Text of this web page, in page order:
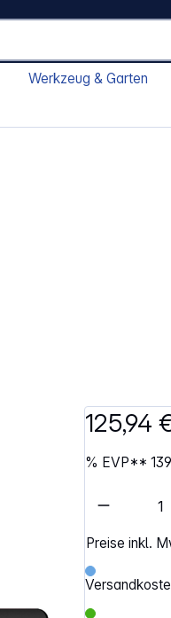
Werkzeug & Garten
125,94
% EVP**
Preise inkl.
Artikel